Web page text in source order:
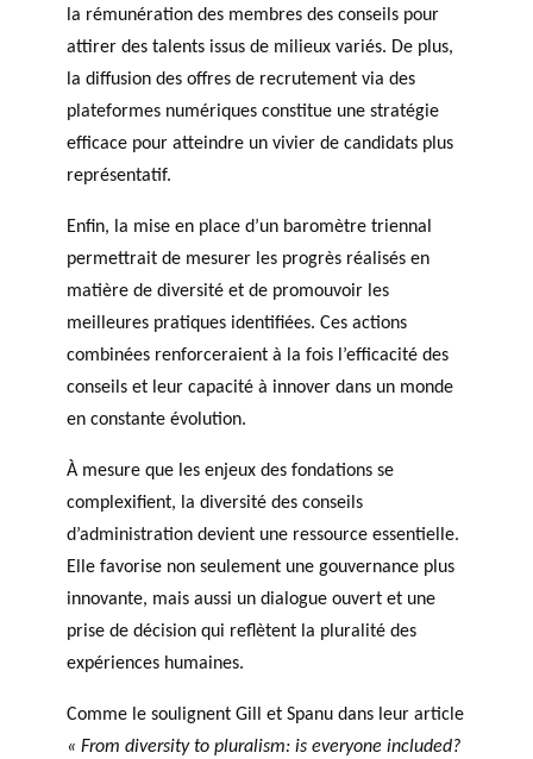
la rémunération des membres des conseils pour
attirer des talents issus de milieux variés. De plus,
la diffusion des offres de recrutement via des
plateformes numériques constitue une stratégie
efficace pour atteindre un vivier de candidats plus
représentatif.
Enfin, la mise en place d’un baromètre triennal
permettrait de mesurer les progrès réalisés en
matière de diversité et de promouvoir les
meilleures pratiques identifiées. Ces actions
combinées renforceraient à la fois l’efficacité des
conseils et leur capacité à innover dans un monde
en constante évolution.
À mesure que les enjeux des fondations se
complexifient, la diversité des conseils
d’administration devient une ressource essentielle.
Elle favorise non seulement une gouvernance plus
innovante, mais aussi un dialogue ouvert et une
prise de décision qui reflètent la pluralité des
expériences humaines.
Comme le soulignent Gill et Spanu dans leur article
« From diversity to pluralism: is everyone included?